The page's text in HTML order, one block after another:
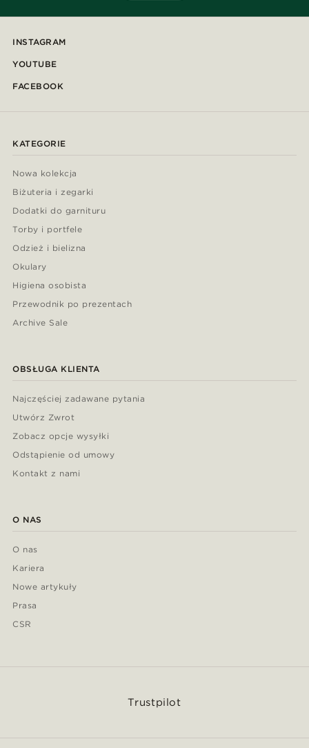
INSTAGRAM
YOUTUBE
FACEBOOK
KATEGORIE
Nowa kolekcja
Biżuteria i zegarki
Dodatki do garnituru
Torby i portfele
Odzież i bielizna
Okulary
Higiena osobista
Przewodnik po prezentach
Archive Sale
OBSŁUGA KLIENTA
Najczęściej zadawane pytania
Utwórz Zwrot
Zobacz opcje wysyłki
Odstąpienie od umowy
Kontakt z nami
O NAS
O nas
Kariera
Nowe artykuły
Prasa
CSR
Trustpilot